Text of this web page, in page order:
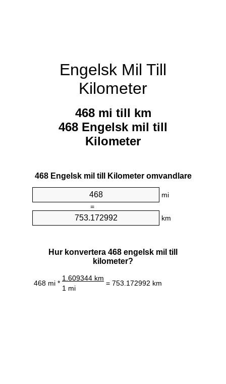
Engelsk Mil Till
Kilometer
468 mi till km
468 Engelsk mil till
Kilometer
468 Engelsk mil till Kilometer omvandlare
mi
=
km
Hur konvertera 468 engelsk mil till
kilometer?
468 mi *
1.609344 km
= 753.172992 km
1 mi